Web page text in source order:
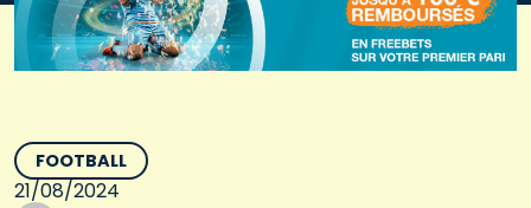
FOOTBALL
21/08/2024